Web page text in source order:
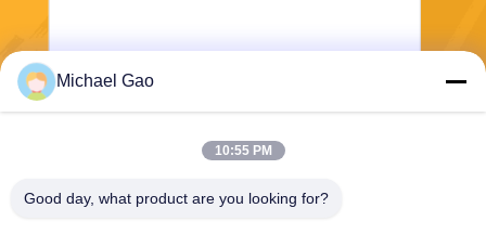
Envoyez
Michael Gao
10:55 PM
Good day, what product are you looking for?